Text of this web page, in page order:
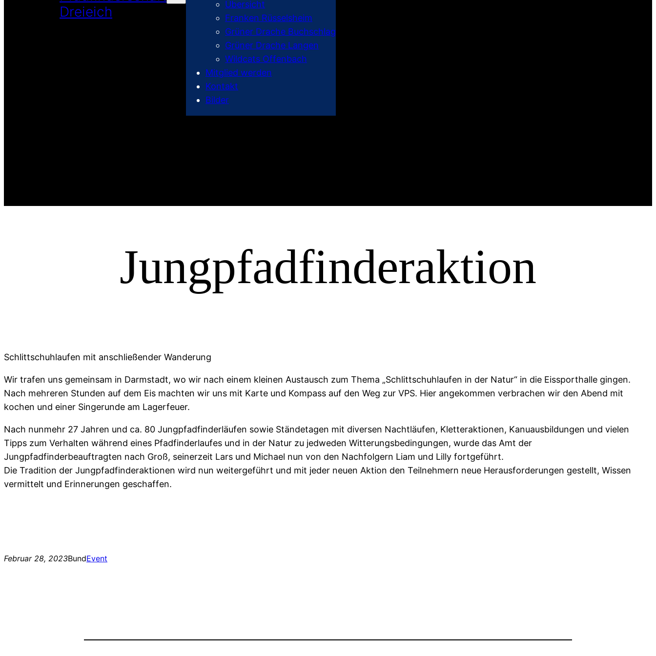
Dreieich
Übersicht
Franken Rüsselsheim
Grüner Drache Buchschlag
Grüner Drache Langen
Wildcats Offenbach
Mitglied werden
Kontakt
Bilder
Jungpfadfinderaktion
Schlittschuhlaufen mit anschließender Wanderung
Wir trafen uns gemeinsam in Darmstadt, wo wir nach einem kleinen Austausch zum Thema „Schlittschuhlaufen in der Natur“ in die Eissporthalle gingen.
Nach mehreren Stunden auf dem Eis machten wir uns mit Karte und Kompass auf den Weg zur VPS. Hier angekommen verbrachen wir den Abend mit
kochen und einer Singerunde am Lagerfeuer.
Nach nunmehr 27 Jahren und ca. 80 Jungpfadfinderläufen sowie Ständetagen mit diversen Nachtläufen, Kletteraktionen, Kanuausbildungen und vielen
Tipps zum Verhalten während eines Pfadfinderlaufes und in der Natur zu jedweden Witterungsbedingungen, wurde das Amt der
Jungpfadfinderbeauftragten nach Groß, seinerzeit Lars und Michael nun von den Nachfolgern Liam und Lilly fortgeführt.
Die Tradition der Jungpfadfinderaktionen wird nun weitergeführt und mit jeder neuen Aktion den Teilnehmern neue Herausforderungen gestellt, Wissen
vermittelt und Erinnerungen geschaffen.
Februar 28, 2023BundEvent